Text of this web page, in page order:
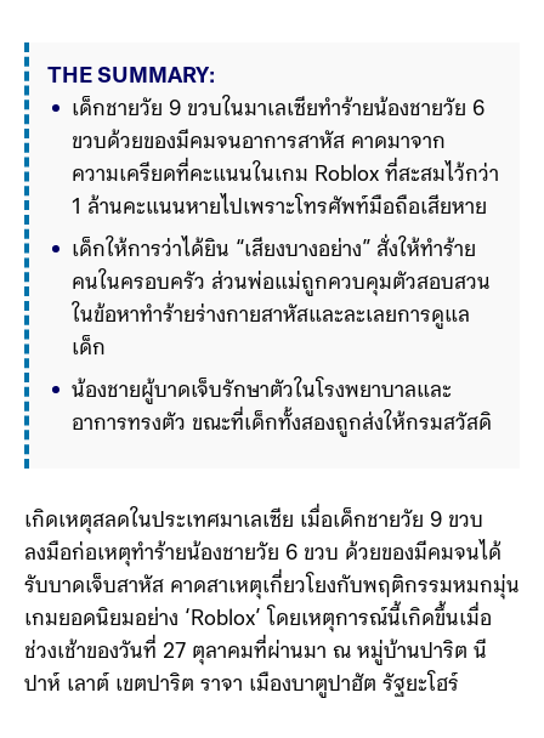
THE SUMMARY:
เด็กชายวัย 9 ขวบในมาเลเซียทำร้ายน้องชายวัย 6
ขวบด้วยของมีคมจนอาการสาหัส คาดมาจาก
ความเครียดที่คะแนนในเกม Roblox ที่สะสมไว้กว่า
1 ล้านคะแนนหายไปเพราะโทรศัพท์มือถือเสียหาย
เด็กให้การว่าได้ยิน “เสียงบางอย่าง” สั่งให้ทำร้าย
คนในครอบครัว ส่วนพ่อแม่ถูกควบคุมตัวสอบสวน
ในข้อหาทำร้ายร่างกายสาหัสและละเลยการดูแล
เด็ก
น้องชายผู้บาดเจ็บรักษาตัวในโรงพยาบาลและ
อาการทรงตัว ขณะที่เด็กทั้งสองถูกส่งให้กรม
เกิดเหตุสลดในประเทศมาเลเซีย เมื่อเด็กชายวัย 9 ขวบ
ลงมือก่อเหตุทำร้ายน้องชายวัย 6 ขวบ ด้วยของมีคมจนได้
รับบาดเจ็บสาหัส คาดสาเหตุเกี่ยวโยงกับพฤติกรรมหมกมุ่น
เกมยอดนิยมอย่าง ‘Roblox’ โดยเหตุการณ์นี้เกิดขึ้นเมื่อ